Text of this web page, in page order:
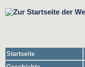
Startseite